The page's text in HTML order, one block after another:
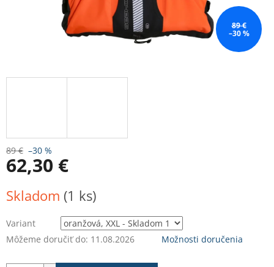
89 €
–30 %
89 € –30 %
62,30 €
cena:
Skladom (1 ks)
Variant
Môžeme doručiť do: 11.08.2026 Možnosti doručenia